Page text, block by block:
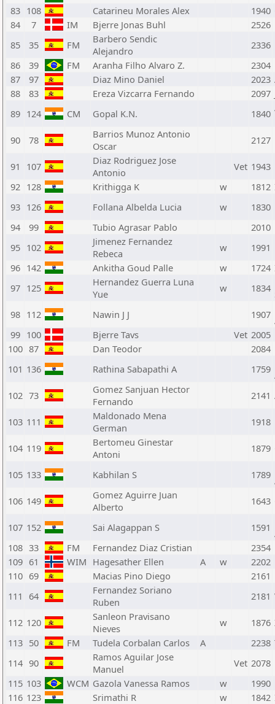
83 108 Catarineu Morales Alex 1940
84
7 IM Bjerre Jonas Buhl 2526
85
35 FM
Barbero Sendic
Alejandro
2336
86
39 FM Aranha Filho Alvaro Z. 2304
87
97 Diaz Mino Daniel 2023
88
83 Ereza Vizcarra Fernando 2097
89 124 CM Gopal K.N. 1840
90
78
Barrios Munoz Antonio
Oscar
2127
91 107
Diaz Rodriguez Jose
Antonio
Vet 1943
92 128 Krithigga K w 1812
93 126 Follana Albelda Lucia w 1830
94
99 Tubio Agrasar Pablo 2010
95 102
Jimenez Fernandez
Rebeca
w 1991
96 142 Ankitha Goud Palle w 1724
97 125
Hernandez Guerra Luna
Yue
w 1834
98 112 Nawin J J 1907
99 100 Bjerre Tavs Vet 2005
100 87 Dan Teodor 2084
101 136 Rathina Sabapathi A 1759
102 73
Gomez Sanjuan Hector
Fernando
2141
103 111
Maldonado Mena
German
1918
104 119
Bertomeu Ginestar
Antoni
1879
105 133 Kabhilan S 1789
106 149
Gomez Aguirre Juan
Alberto
1643
107 152 Sai Alagappan S 1591
108 33 FM Fernandez Diaz Cristian 2354
109 61 WIM Hagesather Ellen A w 2202
110 69 Macias Pino Diego 2161
111
64
Fernandez Soriano
Ruben
2181
112 120
Sanleon Pravisano
Nieves
w 1876
113 50 FM Tudela Corbalan Carlos A 2238
114 90
Ramos Aguilar Jose
Manuel
Vet 2078
115 103 WCM Gazola Vanessa Ramos w 1990
116 123 Srimathi R w 1842